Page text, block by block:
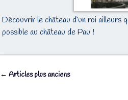
Découvrir le château d’un roi ailleurs
possible au château de Pau !
← Articles plus anciens